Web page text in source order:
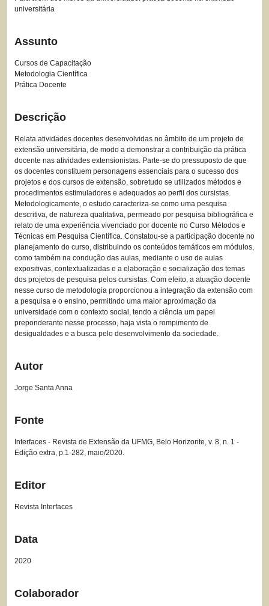
universitária
Assunto
Cursos de Capacitação
Metodologia Científica
Prática Docente
Descrição
Relata atividades docentes desenvolvidas no âmbito de um projeto de
extensão universitária, de modo a demonstrar a contribuição da prática
docente nas atividades extensionistas. Parte-se do pressuposto de que
os docentes constituem personagens essenciais para o sucesso dos
projetos e dos cursos de extensão, sobretudo se utilizados métodos e
procedimentos estimuladores e adequados ao perfil dos cursistas.
Metodologicamente, o estudo caracteriza-se como uma pesquisa
descritiva, de natureza qualitativa, permeado por pesquisa bibliográfica e
relato de uma experiência vivenciado por docente no Curso Métodos e
Técnicas em Pesquisa Científica. Constatou-se a participação docente no
planejamento do curso, distribuindo os conteúdos temáticos em módulos,
como também na condução das aulas, mediante o uso de aulas
expositivas, contextualizadas e a elaboração e socialização dos temas
dos projetos de pesquisa pelos cursistas. Com efeito, a atuação docente
nesse curso de metodologia proporcionou a integração da extensão com
a pesquisa e o ensino, permitindo uma maior aproximação da
universidade com o contexto social, tendo a ciência um papel
preponderante nesse processo, haja vista o rompimento de
desigualdades e a busca pelo desenvolvimento da sociedade.
Autor
Jorge Santa Anna
Fonte
Interfaces - Revista de Extensão da UFMG, Belo Horizonte, v. 8, n. 1 -
Edição extra, p.1-282, maio/2020.
Editor
Revista Interfaces
Data
2020
Colaborador